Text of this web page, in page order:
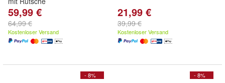
59,99 €
64,99 €
Kostenloser Versand
21,99 €
39,99 €
Kostenloser Versand
- 8% - 8%